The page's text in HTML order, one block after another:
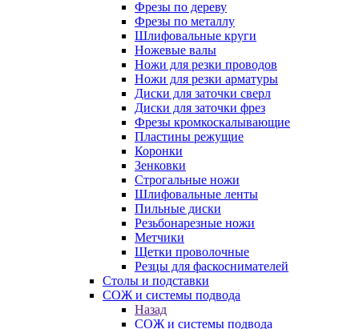
Фрезы по дереву
Фрезы по металлу
Шлифовальные круги
Ножевые валы
Ножи для резки проводов
Ножи для резки арматуры
Диски для заточки сверл
Диски для заточки фрез
Фрезы кромкоскалывающие
Пластины режущие
Коронки
Зенковки
Строгальные ножи
Шлифовальные ленты
Пильные диски
Резьбонарезные ножи
Метчики
Щетки проволочные
Резцы для фаскоснимателей
Столы и подставки
СОЖ и системы подвода
Назад
СОЖ и системы подвода